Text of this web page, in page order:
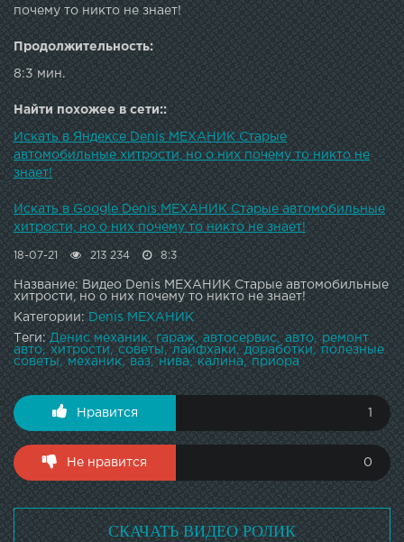
почему то никто не знает!
Продолжительность:
8:3 мин.
Найти похожее в сети::
Искать в Яндексе Denis МЕХАНИК Старые
автомобильные хитрости, но о них почему то никто не
знает!
Искать в Google Denis МЕХАНИК Старые автомобильные
хитрости, но о них почему то никто не знает!
18-07-21 213 234 8:3
Название: Видео Denis МЕХАНИК Старые автомобильные
хитрости, но о них почему то никто не знает!
Категории: Denis МЕХАНИК
Теги:Денис механик гараж автосервис авто
ремонт
авто
хитрости советы лайфхаки доработки
полезные
советы
механик ваз нива калина приора
Нравится
Не нравится 0
СКАЧАТЬ ВИДЕО РОЛИК